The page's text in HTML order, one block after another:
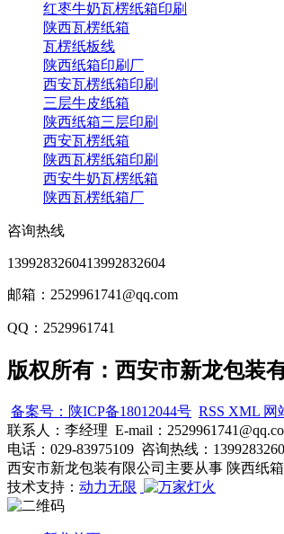
红枣牛奶瓦楞纸箱印刷
陕西瓦楞纸箱
瓦楞纸板线
陕西纸箱印刷厂
西安瓦楞纸箱印刷
三层牛皮纸箱
陕西纸箱三层印刷
西安瓦楞纸箱
陕西瓦楞纸箱印刷
西安牛奶瓦楞纸箱
陕西瓦楞纸箱厂
咨询热线
1399283260413992832604
邮箱：2529961741@qq.com
QQ：2529961741
版权所有：西安市新龙包装
备案号：陕ICP备18012044号 RSS XML 网
联系人：李经理 E-mail：
电话：029-83975109 咨询热线：
西安市新龙包装有限公司主要从事 陕西纸
技术支持： 动力无限